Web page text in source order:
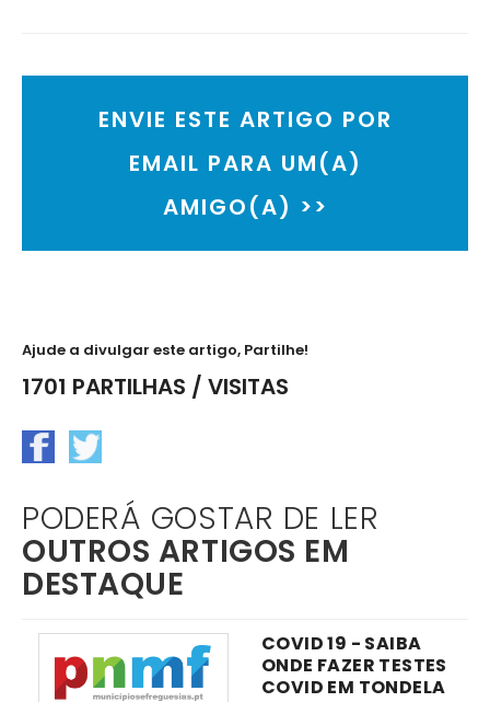
ENVIE ESTE ARTIGO POR
EMAIL PARA UM(A)
AMIGO(A) >>
Ajude a divulgar este artigo, Partilhe!
1701 PARTILHAS / VISITAS
PODERÁ GOSTAR DE LER
OUTROS ARTIGOS EM
DESTAQUE
COVID 19 - SAIBA
ONDE FAZER TESTES
COVID EM TONDELA